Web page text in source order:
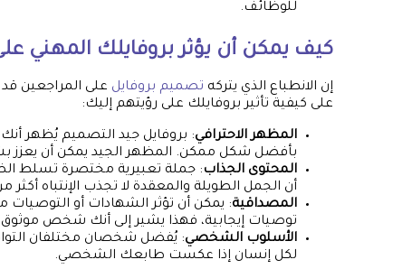
للوظائف.
كيف يمكن أن يؤثر بروفايلك المهني
إن الانطباع الذي يتركه تصميم بروفايل على المراجعين
على كيفية تأثير بروفايلك على رؤيتهم إليك:
المظهر الاحترافي: بروفايل جيد التصميم يُظهر
بأفضل شكل ممكن. المظهر الجيد يمكن أن يعزز
المحتوى الجذاب: جملة تعبيرية مختصرة تسلط
أن الجمل الطويلة والمعقدة لا تجذب الإنتباه
المصداقية: يمكن أن تؤثر الشهادات أو التوصيات
توصيات إيجابية، فهذا يشير إلى أنك شخص موثوق
الأسلوب الشخصي: يُفضل شخصان مختلفان
لكل إنسان إذا عكست طابعك الشخصي.